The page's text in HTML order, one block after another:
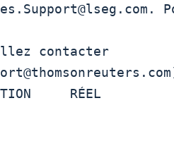
contacter
RÉEL